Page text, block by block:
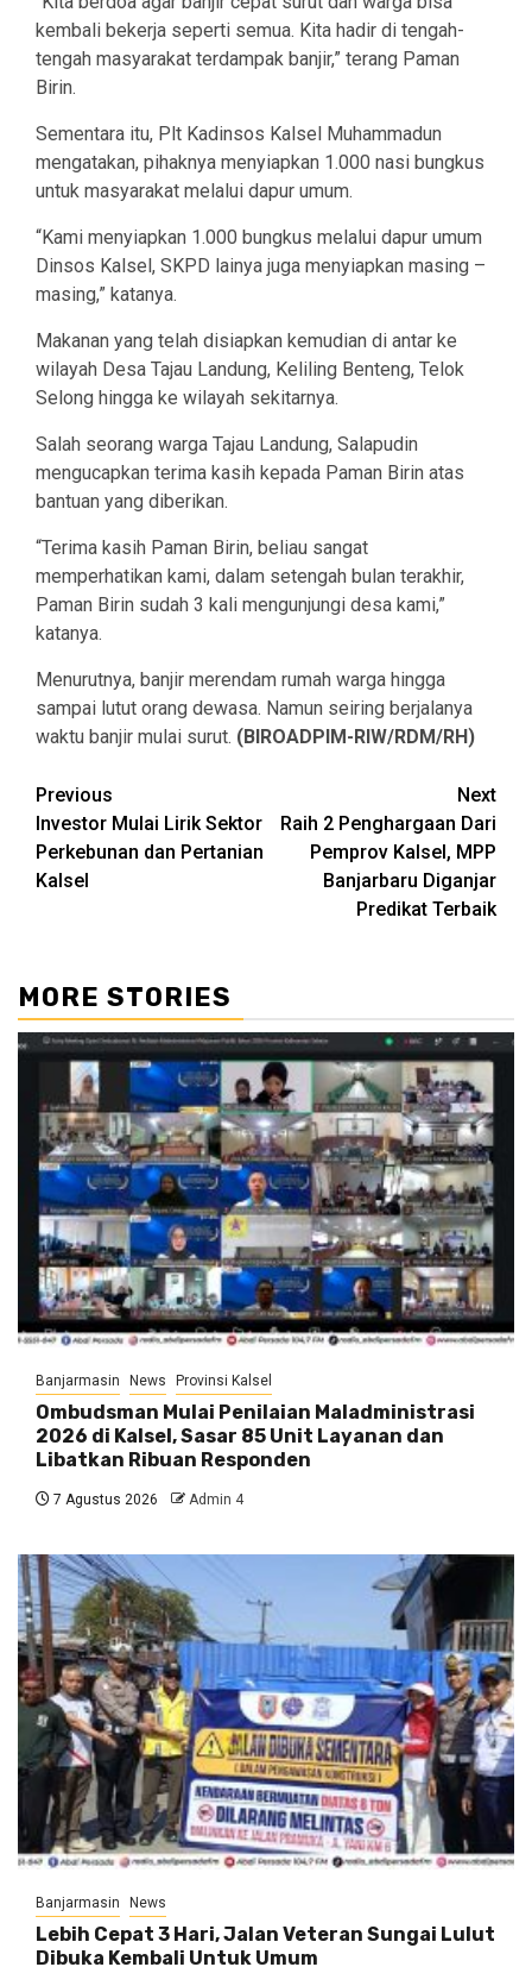
kembali bekerja seperti semua. Kita hadir di tengah-
tengah masyarakat terdampak banjir,” terang Paman
Birin.
Sementara itu, Plt Kadinsos Kalsel Muhammadun
mengatakan, pihaknya menyiapkan 1.000 nasi bungkus
untuk masyarakat melalui dapur umum.
“Kami menyiapkan 1.000 bungkus melalui dapur umum
Dinsos Kalsel, SKPD lainya juga menyiapkan masing –
masing,” katanya.
Makanan yang telah disiapkan kemudian di antar ke
wilayah Desa Tajau Landung, Keliling Benteng, Telok
Selong hingga ke wilayah sekitarnya.
Salah seorang warga Tajau Landung, Salapudin
mengucapkan terima kasih kepada Paman Birin atas
bantuan yang diberikan.
“Terima kasih Paman Birin, beliau sangat
memperhatikan kami, dalam setengah bulan terakhir,
Paman Birin sudah 3 kali mengunjungi desa kami,”
katanya.
Menurutnya, banjir merendam rumah warga hingga
sampai lutut orang dewasa. Namun seiring berjalanya
waktu banjir mulai surut. (BIROADPIM-RIW/RDM/RH)
Continue
Reading
Previous
Investor Mulai Lirik Sektor
Perkebunan dan Pertanian
Kalsel
Next
Raih 2 Penghargaan Dari
Pemprov Kalsel, MPP
Banjarbaru Diganjar
Predikat Terbaik
MORE STORIES
Banjarmasin News Provinsi Kalsel
Ombudsman Mulai Penilaian Maladministrasi
2026 di Kalsel, Sasar 85 Unit Layanan dan
Libatkan Ribuan Responden
7 Agustus 2026 Admin 4
Banjarmasin News
Lebih Cepat 3 Hari, Jalan Veteran Sungai Lulut
Dibuka Kembali Untuk Umum